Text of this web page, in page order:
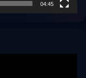
04:45